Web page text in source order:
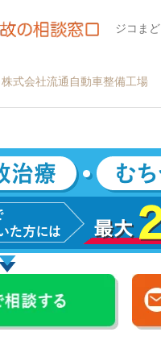
ジコまど
株式会社流通自動車整備工場